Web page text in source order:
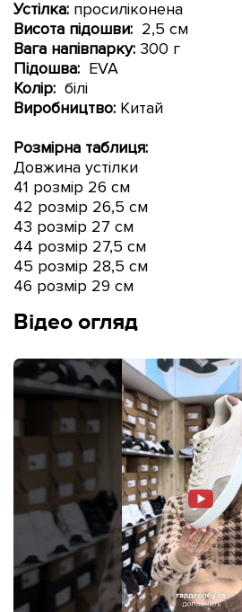
Устілка: просиліконена
Висота підошви: 2,5 см
Вага напівпарку: 300 г
Підошва: EVA
Колір: білі
Виробництво: Китай
Розмірна таблиця:
Довжина устілки
41 розмір 26 см
42 розмір 26,5 см
43 розмір 27 см
44 розмір 27,5 см
45 розмір 28,5 см
46 розмір 29 см
Відео огляд